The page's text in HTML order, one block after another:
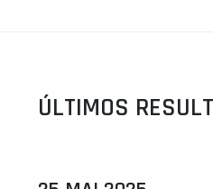
ÚLTIMOS